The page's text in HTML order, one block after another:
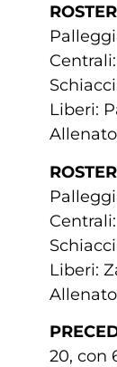
Liberi:
Liberi:
20, con